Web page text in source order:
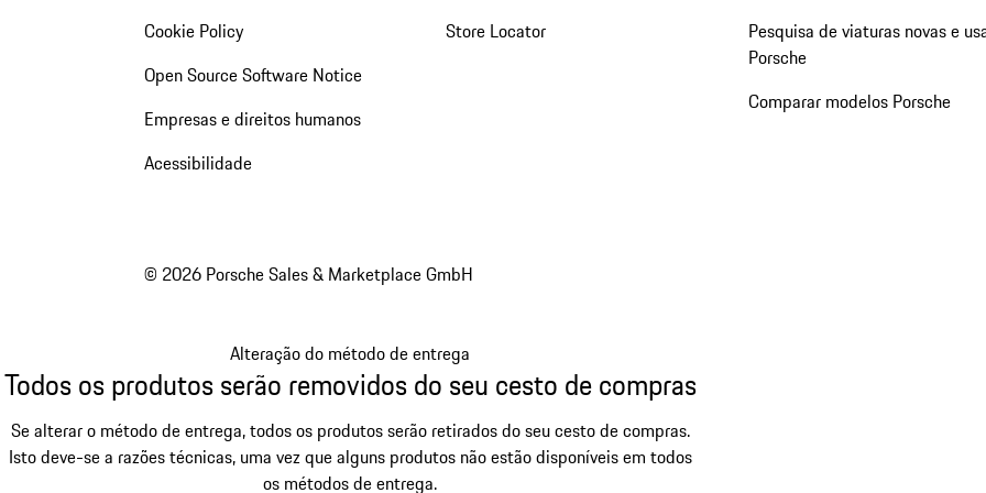
Cookie Policy
Open Source Software Notice
Empresas e direitos humanos
Acessibilidade
Store Locator
Pesquisa de viaturas novas e
Porsche
Comparar modelos Porsche
© 2026 Porsche Sales & Marketplace GmbH
Alteração do método de entrega
Todos os produtos serão removidos do seu cesto de compras
Se alterar o método de entrega, todos os produtos serão retirados do seu cesto de compras.
Isto deve-se a razões técnicas, uma vez que alguns produtos não estão disponíveis em todos
os métodos de entrega.